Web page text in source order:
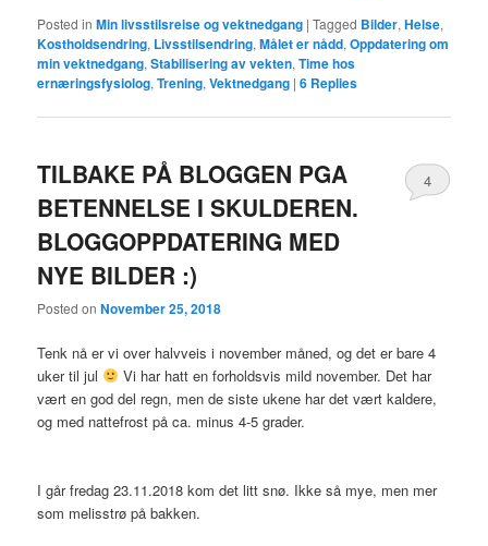
Posted in Min livsstilsreise og vektnedgang |Tagged Bilder,Helse,
Kostholdsendring, Livsstilsendring,Målet er nådd,Oppdatering om
min vektnedgang,Stabilisering av vekten,Time hos
ernæringsfysiolog,Trening,Vektnedgang |6 Replies
TILBAKE PÅ BLOGGEN PGA
BETENNELSE I SKULDEREN.
BLOGGOPPDATERING MED
NYE BILDER :)
Posted onNovember 25, 2018
4
Tenk nå er vi over halvveis i november måned, og det er bare 4
uker til jul
Vi har hatt en forholdsvis mild november. Det har
vært en god del regn, men de siste ukene har det vært kaldere,
og med nattefrost på ca. minus 4-5 grader.
I går fredag 23.11.2018 kom det litt snø. Ikke så mye, men mer
som melisstrø på bakken.